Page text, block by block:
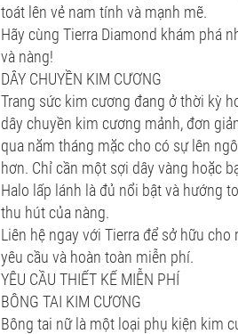
toát lên vẻ nam tính và mạnh mẽ.
Hãy cùng Tierra Diamond khám phá
và nàng!
DÂY CHUYỀN KIM CƯƠNG
Trang sức kim cương đang ở thời kỳ
dây chuyền kim cương mảnh, đơn
qua năm tháng mặc cho có sự lên
hơn. Chỉ cần một sợi dây vàng hoặc
Halo lấp lánh là đủ nổi bật và hướng
thu hút của nàng.
Liên hệ ngay với Tierra để sở hữu
yêu cầu và hoàn toàn miễn phí.
YÊU CẦU THIẾT KẾ MIỄN PHÍ
BÔNG TAI KIM CƯƠNG
Bông tai nữ là một loại phụ kiện kim